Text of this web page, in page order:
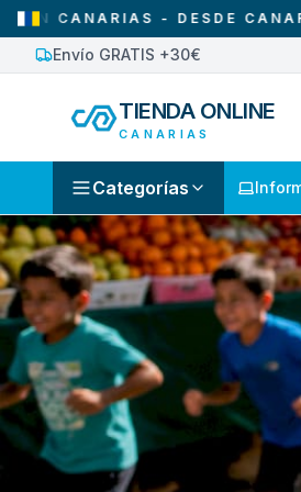
- DESDE CANARIAS
Envío GRATIS +30€
TIENDA ONLINE
CANARIAS
Categorías